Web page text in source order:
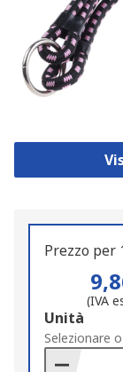
Prezzo per
(IVA
Add
to
Basket
Unità
Selezionare